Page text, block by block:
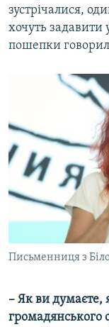
зустрічалися,
хочуть
пошепки
Письменниця з
– Як ви думаєте,
громадянського